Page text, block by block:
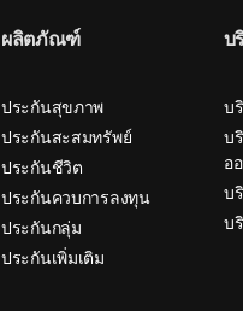
ผลิตภัณฑ์
ประกันสุขภาพ
ประกันสะสมทรัพย์
ประกันชีวิต
ประกันควบการลงทุน
ประกันกลุ่ม
ประกันเพิ่มเติม
บ
บ
บ
อ
บ
บ